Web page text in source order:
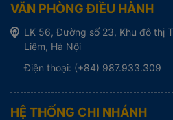
VĂN PHÒNG ĐIỀU HÀNH
LK 56, Đường số 23, Khu đô thị
Liêm, Hà Nội
Điện thoại: (+84) 987.933.309
HỆ THỐNG CHI NHÁNH